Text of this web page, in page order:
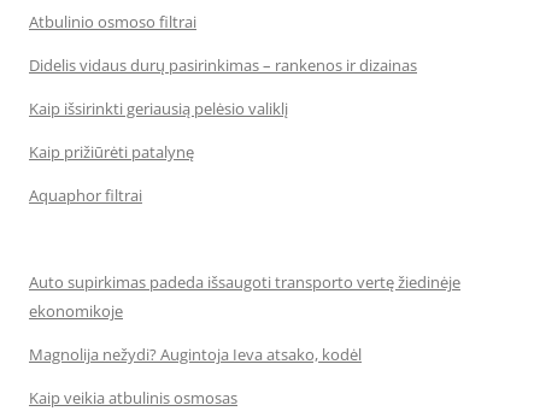
Atbulinio osmoso filtrai
Didelis vidaus durų pasirinkimas – rankenos ir dizainas
Kaip išsirinkti geriausią pelėsio valiklį
Kaip prižiūrėti patalynę
Aquaphor filtrai
Auto supirkimas padeda išsaugoti transporto vertę žiedinėje
ekonomikoje
Magnolija nežydi? Augintoja Ieva atsako, kodėl
Kaip veikia atbulinis osmosas